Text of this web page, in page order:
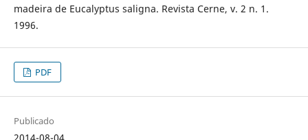
madeira de Eucalyptus saligna. Revista Cerne, v. 2 n. 1.
1996.
PDF
Publicado